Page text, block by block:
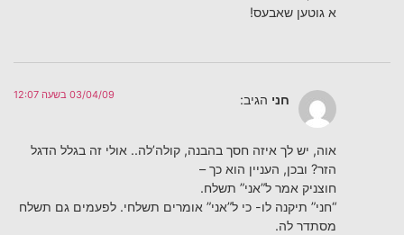
א גוטען שאבעס!
חני הגיב: 03/04/09 בשעה 12:07
אוה, יש לך איזה חסך בהבנה, קולה’לה.. אולי זה בגלל הדגל
הזר? ובכן, העניין הוא כך –
חוצניק אמר ל”אני” תשלח.
“חני” תיקנה לו- כי ל”אני” אומרים תשלחי. לפעמים גם תשלח
מסתדר לה.